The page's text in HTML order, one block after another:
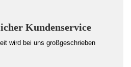
Kundenservice
wird bei uns großgeschrieben